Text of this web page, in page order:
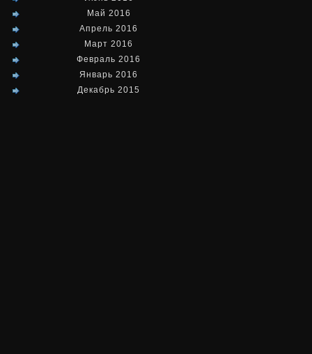
Май 2016
Апрель 2016
Март 2016
Февраль 2016
Январь 2016
Декабрь 2015